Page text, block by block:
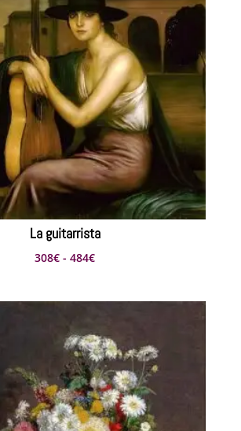
363€
hasta
506€
La guitarrista
308€ - 484€Rango
precios:
308€
hasta
484€